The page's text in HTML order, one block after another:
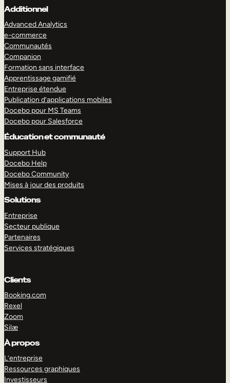
Additionnel
Advanced Analytics
e-commerce
Communautés
Companion
Formation sans interface
Apprentissage gamifié
Entreprise étendue
Publication d’applications mobiles
Docebo pour MS Teams
Docebo pour Salesforce
Éducation et communauté
Support Hub
Docebo Help
Docebo Community
Mises à jour des produits
Solutions
Entreprise
Secteur publique
Partenaires
Services stratégiques
Clients
Booking.com
Rexel
Zoom
Silæ
À propos
L’entreprise
Ressources graphiques
Investisseurs